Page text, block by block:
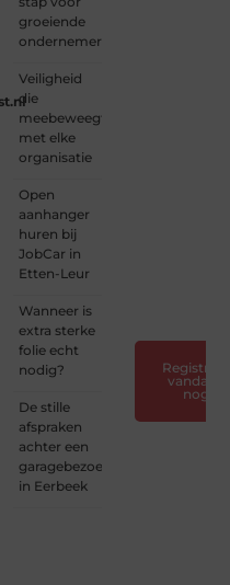
groeiende
ondernemers
Veiligheid
die
meebeweegt
met elke
organisatie
Open
aanhanger
huren bij
JobCar in
Etten-Leur
Wanneer is
extra sterke
folie echt
nodig?
De stille
afspraken
achter een
garagebezoek
in Eerbeek
Registreer
vandaag
nog